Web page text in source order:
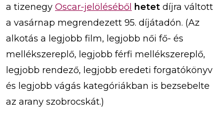
a tizenegy Oscar-jelöléséből hetet díjra váltott
a vasárnap megrendezett 95. díjátadón. (Az
alkotás a legjobb film, legjobb női fő- és
mellékszereplő, legjobb férfi mellékszereplő,
legjobb rendező, legjobb eredeti forgatókönyv
és legjobb vágás kategóriákban is bezsebelte
az arany szobrocskát.)